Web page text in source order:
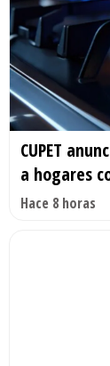
CUPET
a hogares
Hace 8 horas